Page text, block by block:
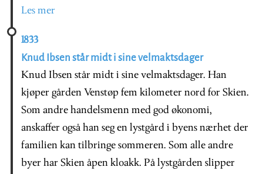
Les mer
1833
Knud Ibsen står midt i sine velmaktsdager
Knud Ibsen står midt i sine velmaktsdager. Han
kjøper gården Venstøp fem kilometer nord for Skien.
Som andre handelsmenn med god økonomi,
anskaffer også han seg en lystgård i byens nærhet der
familien kan tilbringe sommeren. Som alle andre
byer har Skien åpen kloakk. På lystgården slipper